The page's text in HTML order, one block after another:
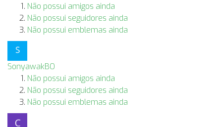
Não possui amigos ainda
Não possui seguidores ainda
Não possui emblemas ainda
SonyawakBO
Não possui amigos ainda
Não possui seguidores ainda
Não possui emblemas ainda